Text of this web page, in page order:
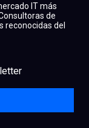
IT más
de
reconocidas del